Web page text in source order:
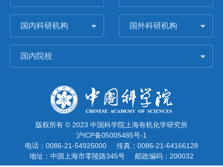
国内科研机构 国外科研机构
国内院校
版权所有 © 2023 中国科学院上海有机化学研究所
沪ICP备05005485号-1
电话：0086-21-54925000
传真：0086-21-64166128
地址：中国上海市零陵路345号
邮政编码：200032